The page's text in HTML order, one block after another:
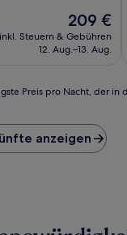
Der
Preis
beträgt
209 €
inkl. Steuern & Gebühren
12. Aug.–13. Aug.
Preis pro Nacht, der
anzeigen